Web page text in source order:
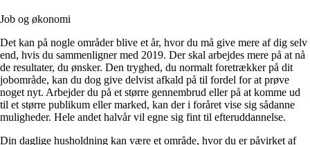
Job og økonomi
Det kan på nogle områder blive et år, hvor du må give mere af dig selv
end, hvis du sammenligner med 2019. Der skal arbejdes mere på at nå
de resultater, du ønsker. Den tryghed, du normalt foretrækker på dit
jobområde, kan du dog give delvist afkald på til fordel for at prøve
noget nyt. Arbejder du på et større gennembrud eller på at komme ud
til et større publikum eller marked, kan der i foråret vise sig sådanne
muligheder. Hele andet halvår vil egne sig fint til efteruddannelse.
Din daglige husholdning kan være et område, hvor du er påvirket af